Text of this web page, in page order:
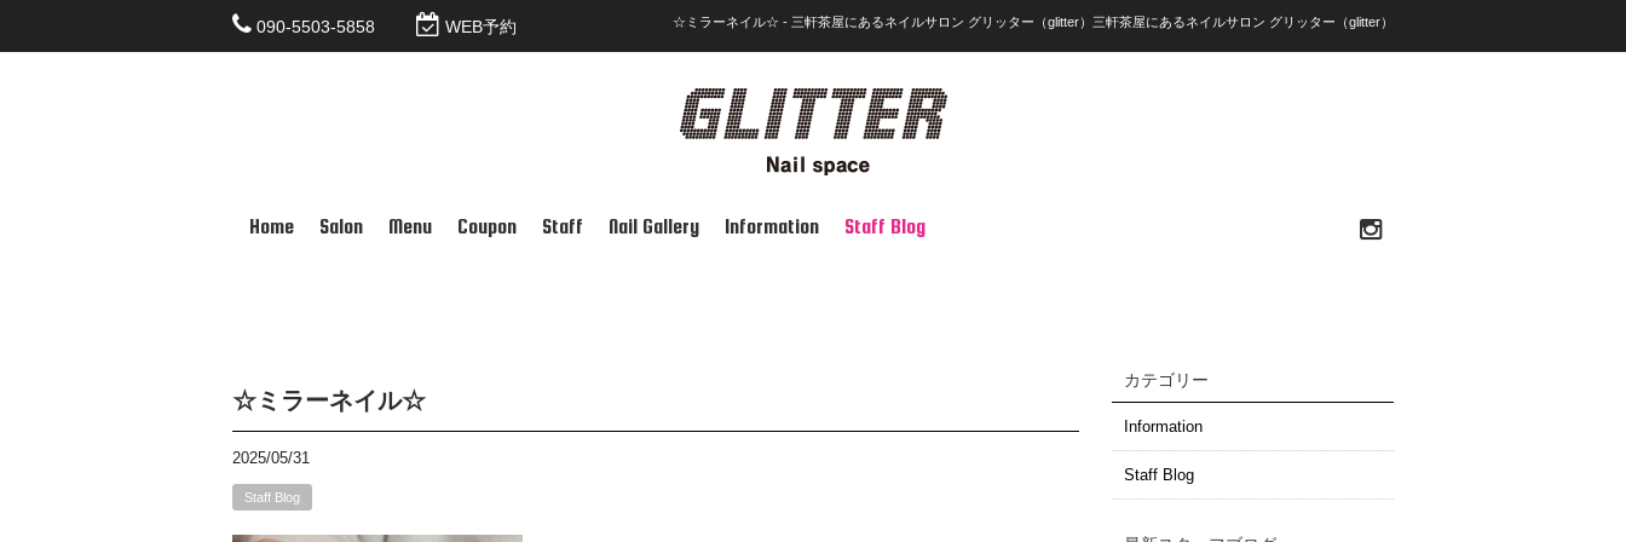
090-5503-5858 WEB予約 ☆ミラーネイル☆ - 三軒茶屋にあるネイルサロン グリッター（glitter）三軒茶屋にあるネイルサロン グリッター（glitter）
Home Salon Menu Coupon Staff Nail Gallery Information Staff Blog
☆ミラーネイル☆
2025/05/31
Staff Blog
カテゴリー
Information
Staff Blog